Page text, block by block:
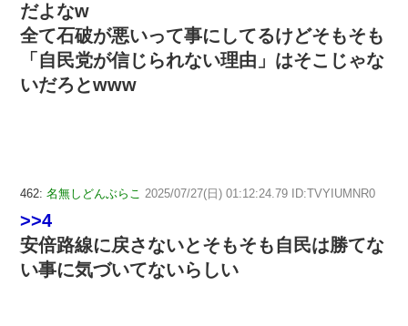
だよなw
全て石破が悪いって事にしてるけどそもそも
「自民党が信じられない理由」はそこじゃな
いだろとwww
462: 名無しどんぶらこ 2025/07/27(日) 01:12:24.79 ID:TVYIUMNR0
>>4
安倍路線に戻さないとそもそも自民は勝てな
い事に気づいてないらしい